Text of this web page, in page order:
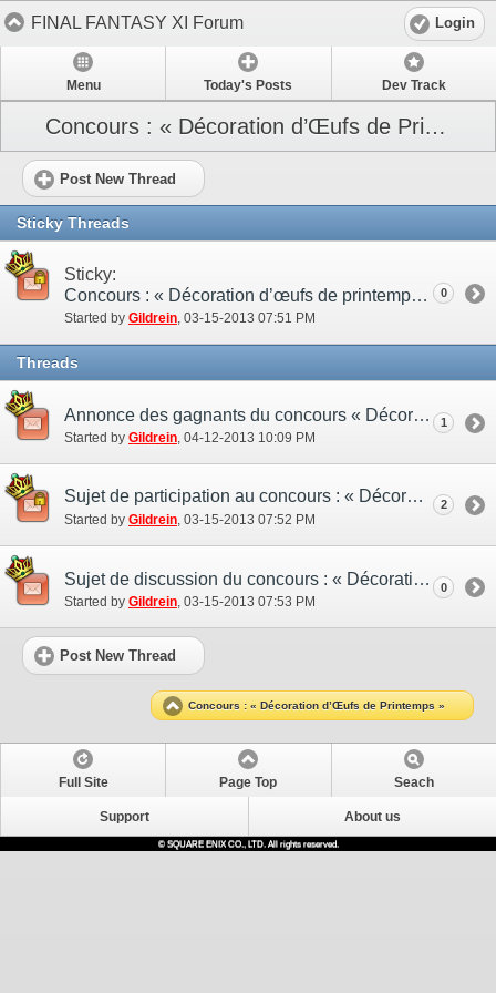
FINAL FANTASY XI Forum Login
Menu Today's Posts Dev Track
Concours : « Décoration d’Œufs de Printemps »
Post New Thread
Sticky Threads
Sticky:
Concours : « Décoration d’œufs de printemps »
Started by Gildrein‎, 03-15-2013 07:51 PM
0
Threads
Annonce des gagnants du concours « Décoration d’œufs de printemps »
Started by Gildrein ‎, 04-12-2013 10:09 PM
1
Sujet de participation au concours : « Décoration d’œufs de printemps »
Started by Gildrein‎, 03-15-2013 07:52 PM
2
Sujet de discussion du concours : « Décoration d’œufs de printemps »
Started by Gildrein‎, 03-15-2013 07:53 PM
0
Post New Thread
Concours : « Décoration d’Œufs de Printemps »
Full Site Page Top Seach
Support About us
© SQUARE ENIX CO., LTD. All rights reserved.